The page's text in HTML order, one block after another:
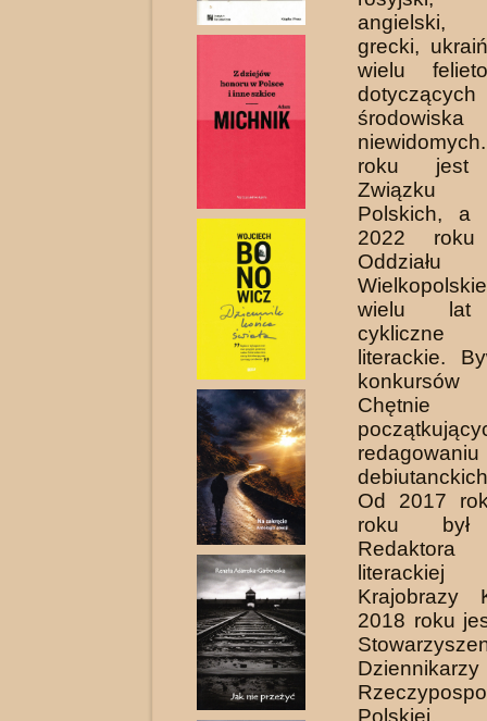
angielski,
grecki,
wielu
roku jest
Związku
Polskich, a
2022 roku
Oddziału
wielu lat
cykliczne
literackie.
konkursów
Chętnie
redagowaniu
Od 2017
roku był
Redaktora
Krajobrazy
2018 roku
Dziennikarzy
Polskiej.